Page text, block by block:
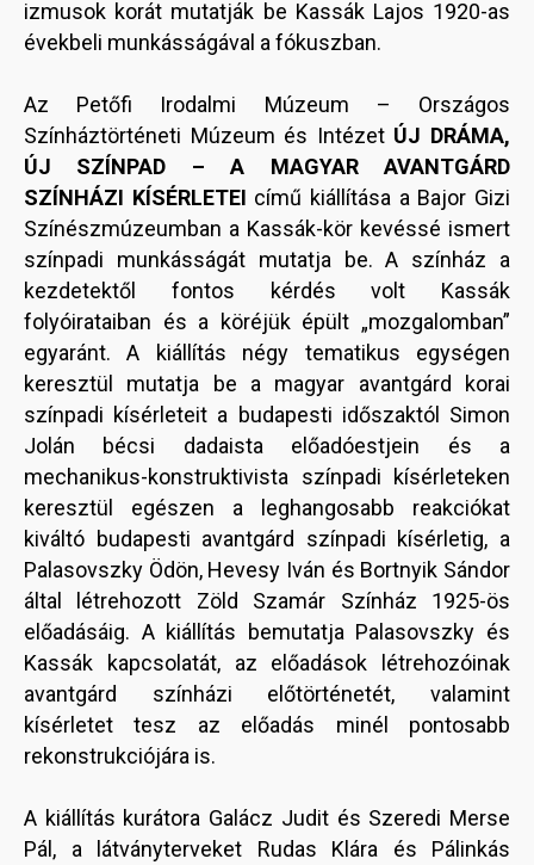
izmusok korát mutatják be Kassák Lajos 1920-as
évekbeli munkásságával a fókuszban.
Az Petőfi Irodalmi Múzeum – Országos
Színháztörténeti Múzeum és Intézet ÚJ DRÁMA,
ÚJ SZÍNPAD – A MAGYAR AVANTGÁRD
SZÍNHÁZI KÍSÉRLETEI című kiállítása a Bajor Gizi
Színészmúzeumban a Kassák-kör kevéssé ismert
színpadi munkásságát mutatja be. A színház a
kezdetektől fontos kérdés volt Kassák
folyóirataiban és a köréjük épült „mozgalomban”
egyaránt. A kiállítás négy tematikus egységen
keresztül mutatja be a magyar avantgárd korai
színpadi kísérleteit a budapesti időszaktól Simon
Jolán bécsi dadaista előadóestjein és a
mechanikus-konstruktivista színpadi kísérleteken
keresztül egészen a leghangosabb reakciókat
kiváltó budapesti avantgárd színpadi kísérletig, a
Palasovszky Ödön, Hevesy Iván és Bortnyik Sándor
által létrehozott Zöld Szamár Színház 1925-ös
előadásáig. A kiállítás bemutatja Palasovszky és
Kassák kapcsolatát, az előadások létrehozóinak
avantgárd színházi előtörténetét, valamint
kísérletet tesz az előadás minél pontosabb
rekonstrukciójára is.
A kiállítás kurátora Galácz Judit és Szeredi Merse
Pál, a látványterveket Rudas Klára és Pálinkás